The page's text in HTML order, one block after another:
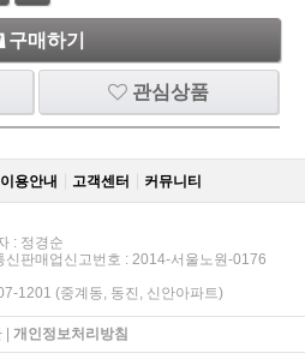
구매하기
관심상품
이용안내 고객센터 커뮤니티
: 정경순
판매업신고번호 : 2014-서울노원-0176
1201 (중계동, 동진, 신안아파트)
| 개인정보처리방침